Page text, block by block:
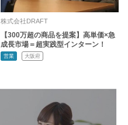
株式会社DRAFT
【300万超の商品を提案】高単価×急
成長市場＝超実践型インターン！
営業 大阪府